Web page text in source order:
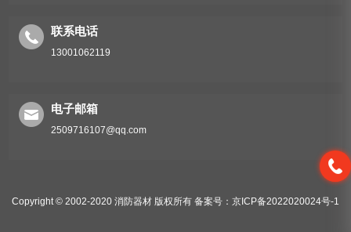
联系电话
13001062119
电子邮箱
2509716107@qq.com
Copyright © 2002-2020 消防器材 版权所有 备案号：京ICP备2022020024号-1